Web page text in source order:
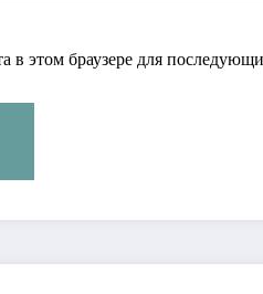
в этом браузере для